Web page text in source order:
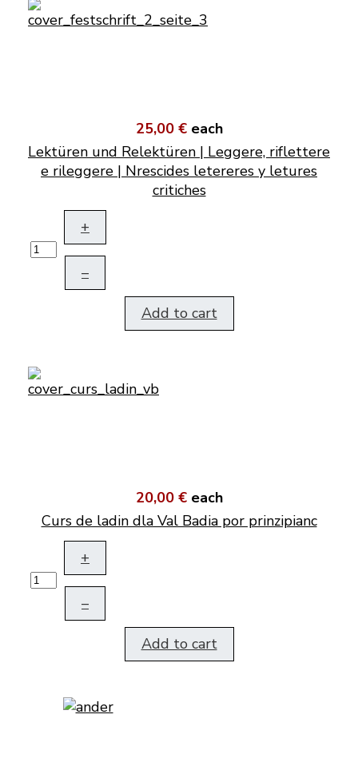
25,00 € each
Lektüren und Relektüren | Leggere, riflettere
e rileggere | Nrescides letereres y letures
critiches
+
–
Add to cart
20,00 € each
Curs de ladin dla Val Badia por prinzipianc
+
–
Add to cart